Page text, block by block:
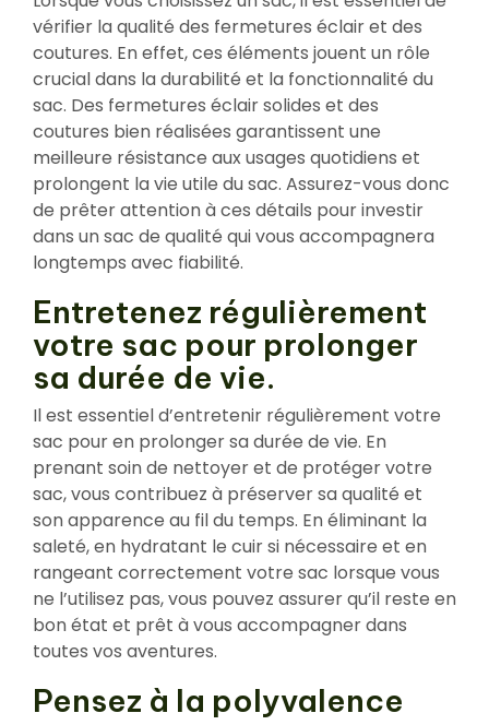
vérifier la qualité des fermetures éclair et des
coutures. En effet, ces éléments jouent un rôle
crucial dans la durabilité et la fonctionnalité du
sac. Des fermetures éclair solides et des
coutures bien réalisées garantissent une
meilleure résistance aux usages quotidiens et
prolongent la vie utile du sac. Assurez-vous donc
de prêter attention à ces détails pour investir
dans un sac de qualité qui vous accompagnera
longtemps avec fiabilité.
Entretenez régulièrement
votre sac pour prolonger
sa durée de vie.
Il est essentiel d’entretenir régulièrement votre
sac pour en prolonger sa durée de vie. En
prenant soin de nettoyer et de protéger votre
sac, vous contribuez à préserver sa qualité et
son apparence au fil du temps. En éliminant la
saleté, en hydratant le cuir si nécessaire et en
rangeant correctement votre sac lorsque vous
ne l’utilisez pas, vous pouvez assurer qu’il reste en
bon état et prêt à vous accompagner dans
toutes vos aventures.
Pensez à la polyvalence